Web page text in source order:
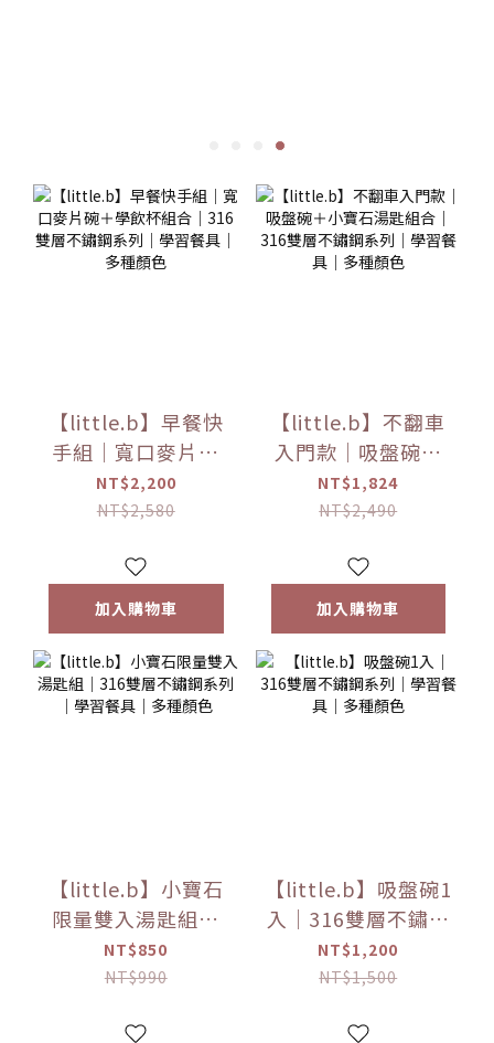
【little.b】早餐快
手組｜寬口麥片碗
＋學飲杯組合｜316
雙層不鏽鋼系列｜
色
NT$2,200
NT$2,580
加入購物車
【little.b】不翻車
入門款｜吸盤碗＋
小寶石湯匙組合｜
316雙層不鏽鋼系列
顏色
NT$1,824
NT$2,490
加入購物車
【little.b】小寶石
限量雙入湯匙組｜
316雙層不鏽鋼系列
｜學習餐具｜多種
NT$850
NT$990
【little.b】吸盤碗1
入｜316雙層不鏽鋼
系列｜學習餐具｜
多種顏色
NT$1,200
NT$1,500